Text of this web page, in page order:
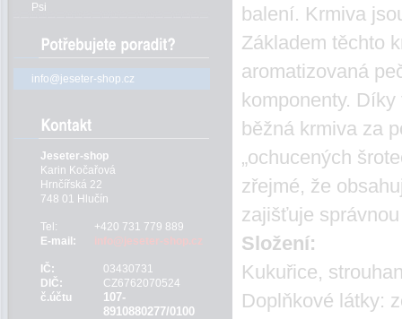
balení. Krmiva
Základem těchto
aromatizovaná
komponenty.
běžná krmiva za
„ochucených
zřejmé, že
zajišťuje
Složení:
Kukuřice,
Doplňkové látky:
Psi
info@jeseter-shop.cz
Jeseter-shop
Karin Kočařová
Hrnčířská 22
748 01 Hlučín
Tel:
+420 731 779 889
E-mail:
info@jeseter-shop.cz
IČ:
03430731
DIČ:
CZ6762070524
č.účtu
107-
8910880277/0100